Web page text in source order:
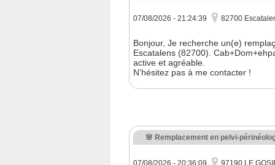
07/08/2026 - 21:24:39 82700
Bonjour, Je recherche un(e)
Escatalens (82700).
active et agréable.
N’hésitez pas à me contacter !
🌸 Remplacement en pelvi-
07/08/2026 - 20:36:09 97190 LE